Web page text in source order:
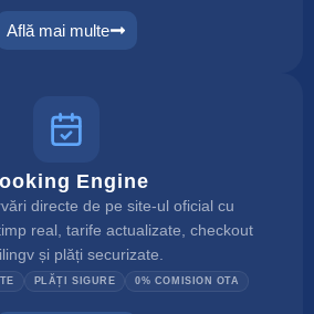
Află mai multe
ai integration
Engine
directe de pe site-ul oficial cu
real, tarife actualizate, checkout
și plăți securizate.
PLĂȚI SIGURE 0% COMISION OTA